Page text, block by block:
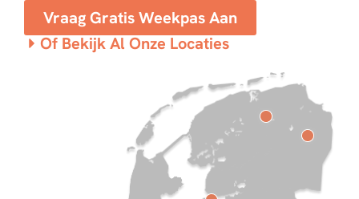
Vraag Gratis Weekpas Aan
Of Bekijk Al Onze Locaties